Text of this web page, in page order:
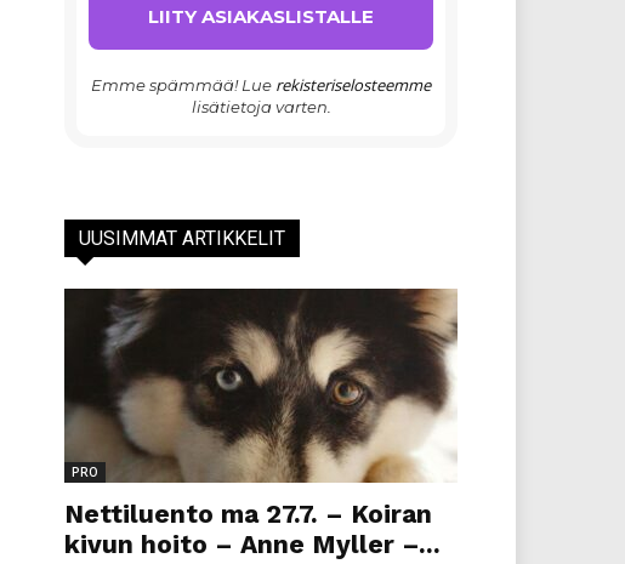
Emme spämmää! Lue rekisteriselosteemme
lisätietoja varten.
UUSIMMAT ARTIKKELIT
PRO
Nettiluento ma 27.7. – Koiran
kivun hoito – Anne Myller –...